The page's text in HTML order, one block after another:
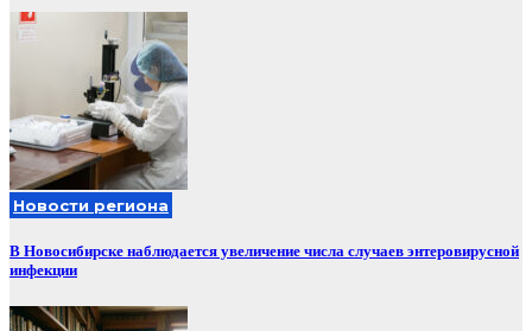
Новости региона
В Новосибирске наблюдается увеличение числа случаев энтеровирусной
инфекции